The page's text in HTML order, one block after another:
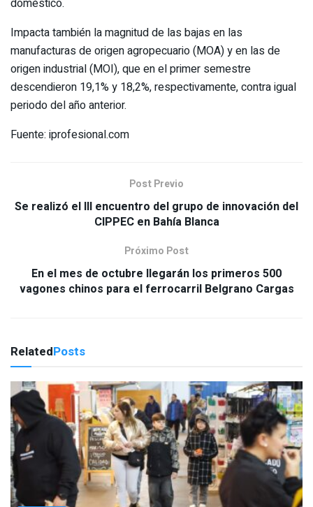
doméstico.
Impacta también la magnitud de las bajas en las
manufacturas de origen agropecuario (MOA) y en las de
origen industrial (MOI), que en el primer semestre
descendieron 19,1% y 18,2%, respectivamente, contra igual
periodo del año anterior.
Fuente: iprofesional.com
Post Previo
Se realizó el III encuentro del grupo de innovación del
CIPPEC en Bahía Blanca
Próximo Post
En el mes de octubre llegarán los primeros 500
vagones chinos para el ferrocarril Belgrano Cargas
RelatedPosts